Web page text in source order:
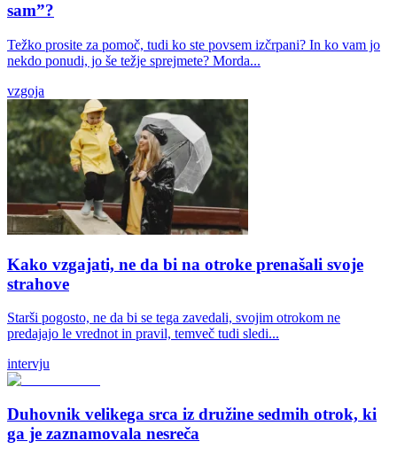
sam”?
Težko prosite za pomoč, tudi ko ste povsem izčrpani? In ko vam jo
nekdo ponudi, jo še težje sprejmete? Morda...
vzgoja
Kako vzgajati, ne da bi na otroke prenašali svoje
strahove
Starši pogosto, ne da bi se tega zavedali, svojim otrokom ne
predajajo le vrednot in pravil, temveč tudi sledi...
intervju
Duhovnik velikega srca iz družine sedmih otrok, ki
ga je zaznamovala nesreča